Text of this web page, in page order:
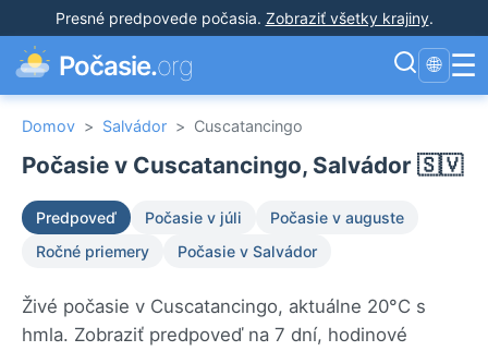
Presné predpovede počasia. Zobraziť všetky krajiny.
Počasie.org 🌐 ☰
Domov > Salvádor > Cuscatancingo
Počasie v Cuscatancingo, Salvádor 🇸🇻
Predpoveď Počasie v júli
Počasie v auguste
Ročné priemery
Počasie v Salvádor
Živé počasie v Cuscatancingo, aktuálne 20°C s
hmla. Zobraziť predpoveď na 7 dní, hodinové